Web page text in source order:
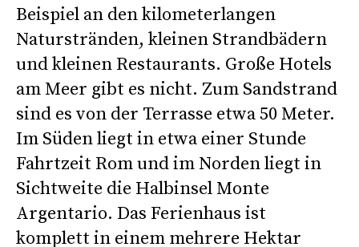
Beispiel an den kilometerlangen
Naturstränden, kleinen Strandbädern
und kleinen Restaurants. Große Hotels
am Meer gibt es nicht. Zum Sandstrand
sind es von der Terrasse etwa 50 Meter.
Im Süden liegt in etwa einer Stunde
Fahrtzeit Rom und im Norden liegt in
Sichtweite die Halbinsel Monte
Argentario. Das Ferienhaus ist
komplett in einem mehrere Hektar